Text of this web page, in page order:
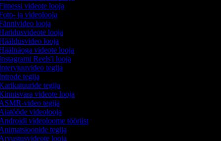
videote looja
ja videolooja
looja
looja
looja
videote looja
Reels'i looja
tegija
tegija
tegija
videote looja
video tegija
videolooja
videoloome tööriist
tegija
looja